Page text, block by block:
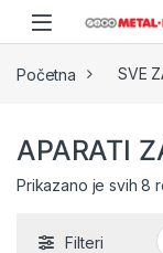
Skip to navigation
Skip to content
Početna SVE
APARATI
Prikazano je svih 8
Filteri